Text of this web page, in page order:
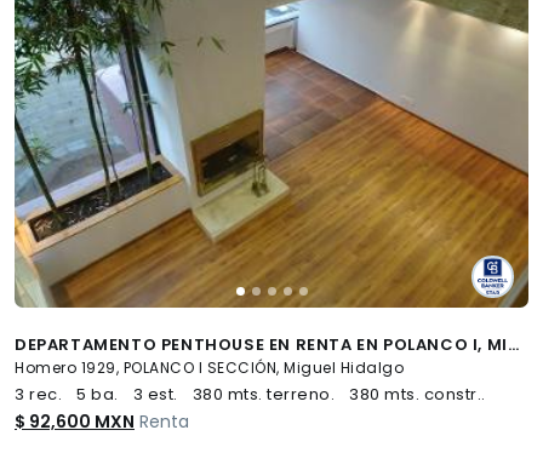
DEPARTAMENTO PENTHOUSE EN RENTA EN POLANCO I, MIGUEL HIDALGO, CDMX
Homero 1929, POLANCO I SECCIÓN, Miguel Hidalgo
3 rec. 5 ba. 3 est. 380 mts. terreno. 380 mts. constr..
$ 92,600 MXN Renta